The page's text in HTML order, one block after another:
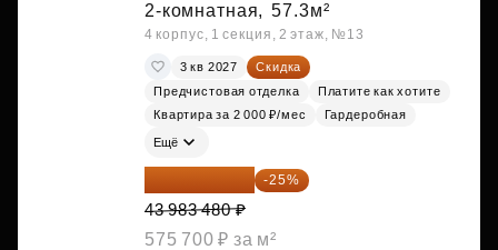
2-комнатная, 57.3м²
4 корпус, 1 секция, 2 этаж, №13
3 кв 2027
Скидка
Предчистовая отделка
Платите как хотите
Квартира за 2 000 ₽/мес
Гардеробная
Ещё
32 987 610 ₽ -25%
43 983 480 ₽
575 700 ₽ за м²